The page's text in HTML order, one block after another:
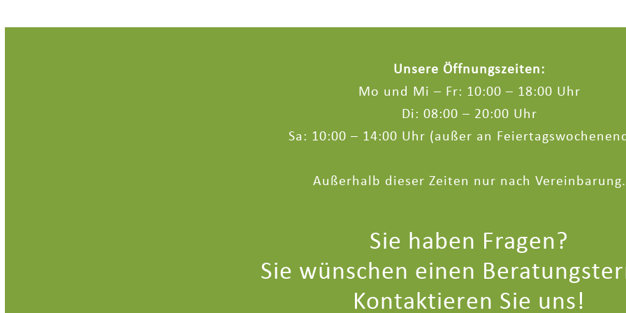
Unsere Öffnungszeiten:
Mo und Mi – Fr: 10:00 – 18:00 Uhr
Di: 08:00 – 20:00 Uhr
Sa: 10:00 – 14:00 Uhr (außer an
Außerhalb dieser Zeiten nur nach Vereinbarung.
Sie haben Fragen?
Sie wünschen einen
Kontaktieren Sie uns!